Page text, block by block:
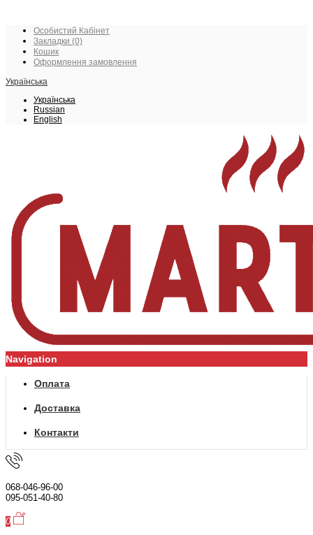
Особистий Кабінет
Закладки (0)
Кошик
Оформлення замовлення
Українська
Українська
Russian
English
Navigation
Оплата
Доставка
Контакти
068-046-96-00
095-051-40-80
0